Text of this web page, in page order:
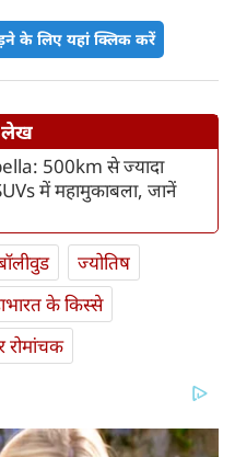
के लिए यहां क्लिक करें
लेख
500km से ज्यादा
में महामुकाबला, जानें
ज्योतिष
के किस्से